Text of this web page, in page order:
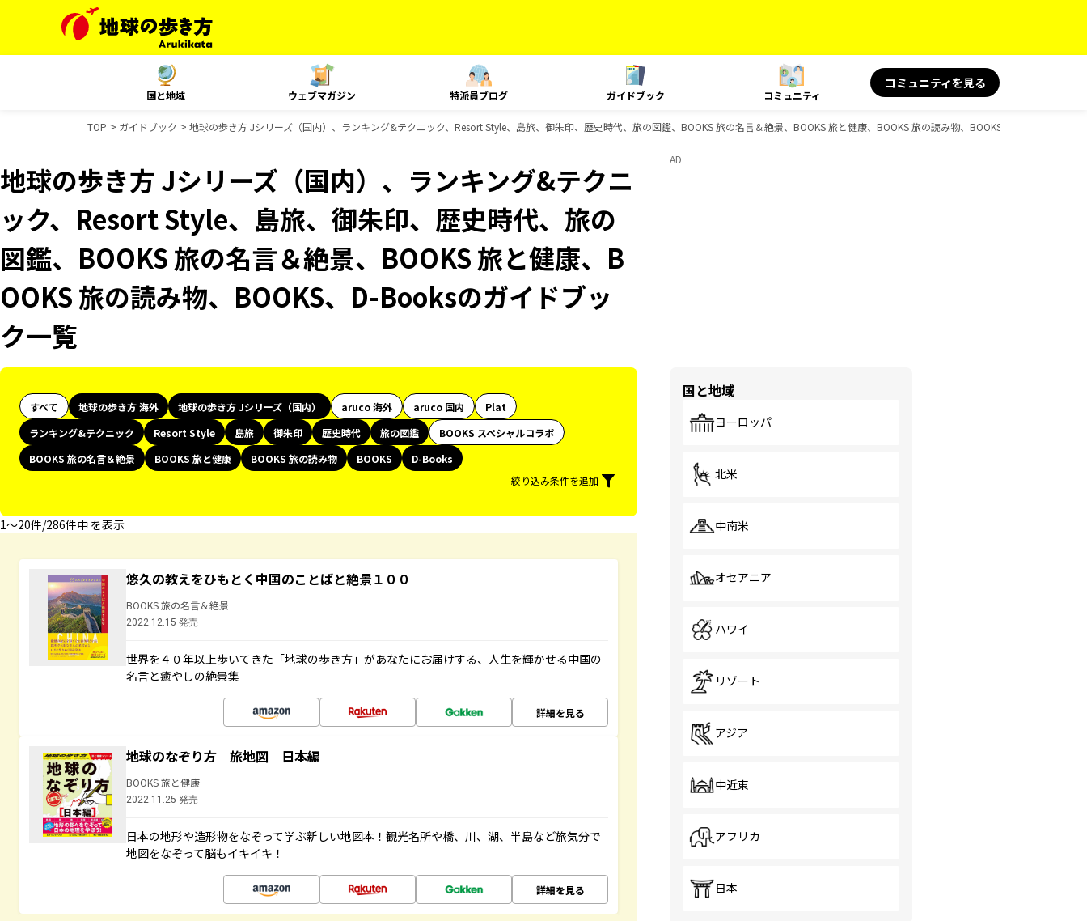
国と地域 ウェブマガジン 特派員ブログ ガイドブック コミュニティ
コミュニティを見る
TOP ガイドブック 地球の歩き方 Jシリーズ（国内）、ランキング&テクニック、Resort Style、島旅、御朱印、歴史時代、旅の図鑑、BOOKS 旅の名言＆絶景、BOOKS 旅と健康、BOOKS 旅の読み物、BOOKS、D-Booksのガイ
地球の歩き方 Jシリーズ（国内）、ランキング&テクニ
ック、Resort Style、島旅、御朱印、歴史時代、旅の
図鑑、BOOKS 旅の名言＆絶景、BOOKS 旅と健康、B
OOKS 旅の読み物、BOOKS、D-Booksのガイドブッ
ク一覧
すべて 地球の歩き方 海外 地球の歩き方 Jシリーズ（国内） aruco 海外 aruco 国内
Plat
ランキング&テクニック
Resort Style 島旅 御朱印 歴史時代 旅の図鑑
BOOKS スペシャルコラボ
BOOKS 旅の名言＆絶景
BOOKS 旅と健康 BOOKS 旅の読み物 BOOKS
D-Books
絞り込み条件を追加
1〜20件/286件中 を表示
悠久の教えをひもとく中国のことばと絶景１００
BOOKS 旅の名言＆絶景
2022.12.15 発売
世界を４０年以上歩いてきた「地球の歩き方」があなたにお届けする、人生を輝かせる中国の
名言と癒やしの絶景集
詳細を見る
地球のなぞり方 旅地図 日本編
BOOKS 旅と健康
2022.11.25 発売
日本の地形や造形物をなぞって学ぶ新しい地図本！観光名所や橋、川、湖、半島など旅気分で
地図をなぞって脳もイキイキ！
詳細を見る
AD
国と地域
ヨーロッパ
北米
中南米
オセアニア
ハワイ
リゾート
アジア
中近東
アフリカ
日本